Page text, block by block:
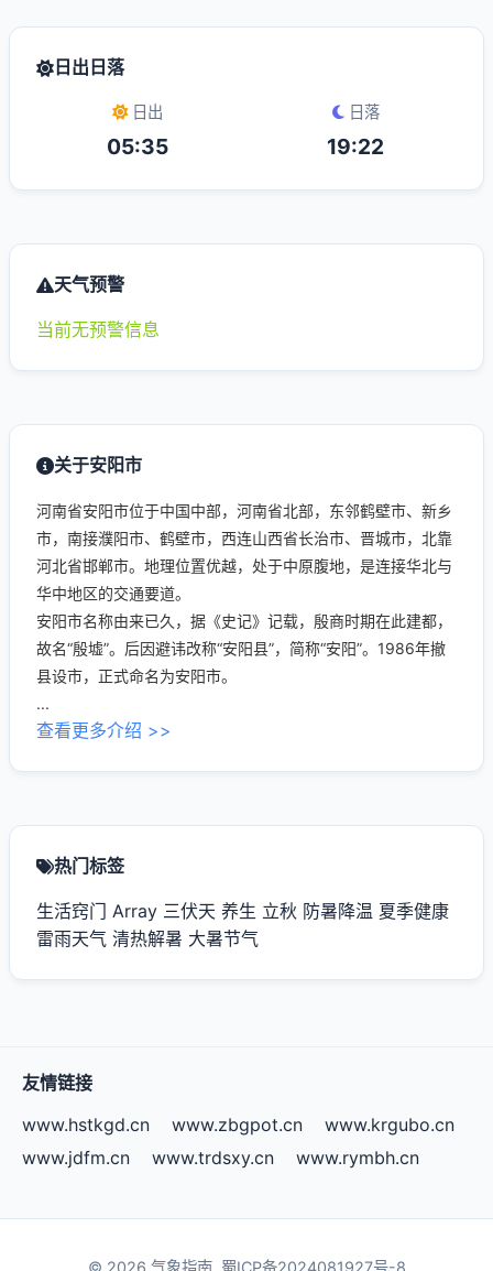
日出日落
日出
05:35
日落
19:22
天气预警
当前无预警信息
关于安阳市
河南省安阳市位于中国中部，河南省北部，东邻鹤壁市、新乡
市，南接濮阳市、鹤壁市，西连山西省长治市、晋城市，北靠
河北省邯郸市。地理位置优越，处于中原腹地，是连接华北与
华中地区的交通要道。
安阳市名称由来已久，据《史记》记载，殷商时期在此建都，
故名“殷墟”。后因避讳改称“安阳县”，简称“安阳”。1986年撤
县设市，正式命名为安阳市。
...
查看更多介绍 >>
热门标签
生活窍门 Array 三伏天 养生 立秋 防暑降温 夏季健康
雷雨天气 清热解暑 大暑节气
友情链接
www.hstkgd.cn
www.zbgpot.cn
www.krgubo.cn
www.jdfm.cn
www.trdsxy.cn www.rymbh.cn
© 2026 气象指南. 蜀ICP备2024081927号-8